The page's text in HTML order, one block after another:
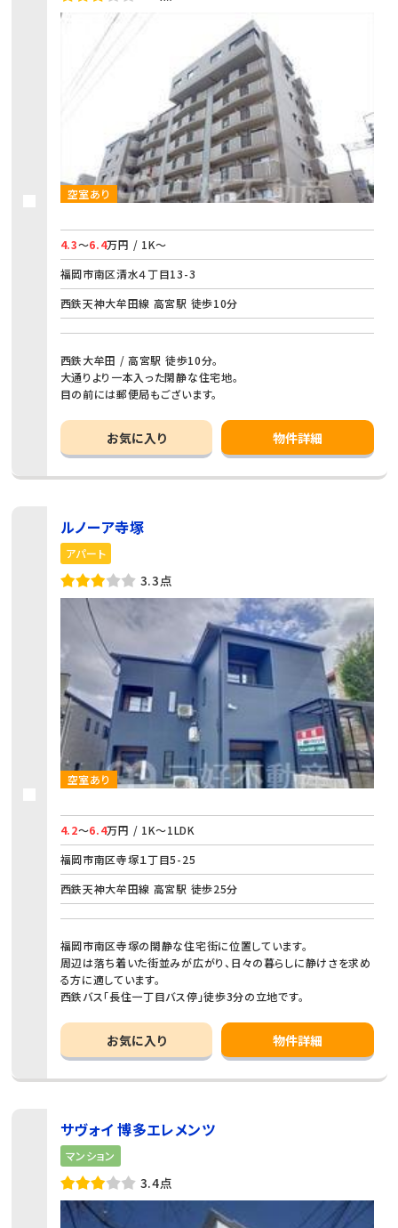
空室あり
4.3～6.4万円 / 1K～
福岡市南区清水４丁目13-3
西鉄天神大牟田線 高宮駅 徒歩10分
西鉄大牟田 / 高宮駅 徒歩10分。
大通りより一本入った閑静な住宅地。
目の前には郵便局もございます。
お気に入り 物件詳細
ルノーア寺塚
アパート
3.3点
空室あり
4.2～6.4万円 / 1K～1LDK
福岡市南区寺塚１丁目5-25
西鉄天神大牟田線 高宮駅 徒歩25分
福岡市南区寺塚の閑静な住宅街に位置しています。
周辺は落ち着いた街並みが広がり、日々の暮らしに静けさを求め
る方に適しています。
西鉄バス「長住一丁目バス停」徒歩3分の立地です。
お気に入り 物件詳細
サヴォイ 博多エレメンツ
マンション
3.4点